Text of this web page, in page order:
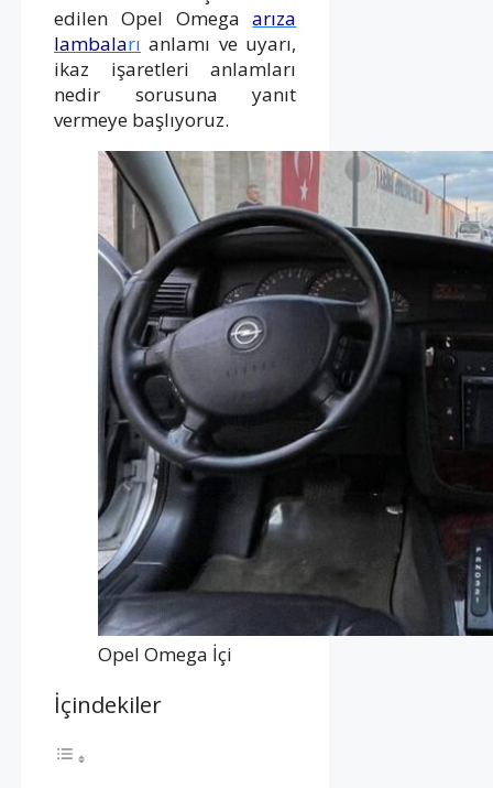
edilen Opel Omegaarıza
lambaları anlamı ve uyarı,
ikaz işaretleri anlamları
nedir sorusuna yanıt
vermeye başlıyoruz.
Opel Omega İçi
İçindekiler